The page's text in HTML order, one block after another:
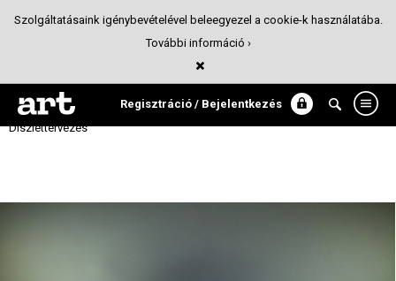
Regisztráció / Bejelentkezés
YBL MIKLÓS’S BUILDINGS - MODEL
EXHIBITION
Díszlettervezés
Szolgáltatásaink igénybevételével beleegyezel a cookie-k használatába.
További információ ›